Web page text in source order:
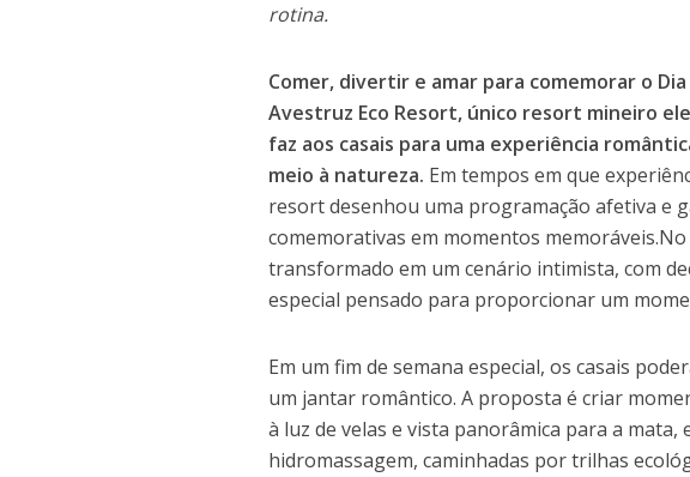
rotina.
Comer, divertir e amar para comemorar o
Avestruz Eco Resort, único resort mineiro
faz aos casais para uma experiência
meio à natureza. Em tempos em que
resort desenhou uma programação afetiva e
comemorativas em momentos
transformado em um cenário intimista, com
especial pensado para proporcionar um
Em um fim de semana especial, os casais
um jantar romântico. A proposta é criar
à luz de velas e vista panorâmica para a
hidromassagem, caminhadas por trilhas